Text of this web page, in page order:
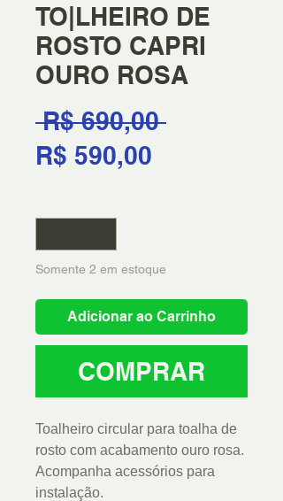
TO|LHEIRO DE
ROSTO CAPRI
OURO ROSA
R$ 690,00 Preço
R$ 590,00
Somente 2 em estoque
Adicionar ao Carrinho
COMPRAR
Toalheiro circular para toalha de
rosto com acabamento ouro rosa.
Acompanha acessórios para
instalação.